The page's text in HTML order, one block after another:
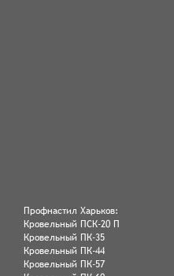
Профнастил Харьков:
Кровельный ПСК-20 П
Кровельный ПК-35
Кровельный ПК-44
Кровельный ПК-57